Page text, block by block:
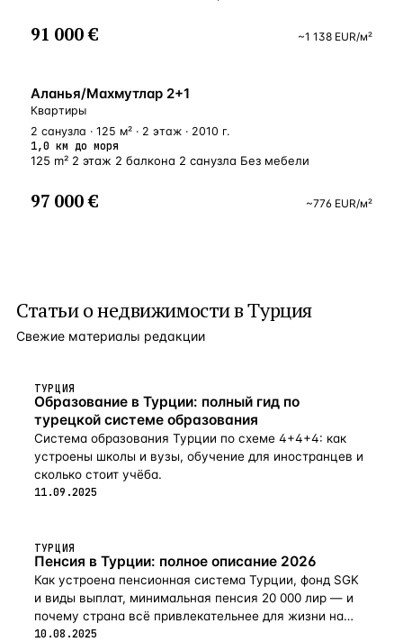
91 000 € ~1 138 EUR/м²
БЛИЗКО К МОРЮ
Аланья/Махмутлар 2+1
Квартиры
2 санузла · 125 м² · 2 этаж · 2010 г.
1,0 км до моря
125 m² 2 этаж 2 балкона 2 санузла Без мебели
97 000 € ~776 EUR/м²
Статьи онедвижимости в Турция
Свежие материалы редакции
ТУРЦИЯ
Образование в Турции: полный гид по
турецкой системе образования
Система образования Турции по схеме 4+4+4: как
устроены школы и вузы, обучение для иностранцев и
сколько стоит учёба.
11.09.2025
ТУРЦИЯ
Пенсия в Турции: полное описание 2026
Как устроена пенсионная система Турции, фонд SGK
и виды выплат, минимальная пенсия 20 000 лир — и
почему страна всё привлекательнее для жизни на
пенсии в 2026-м.
10.08.2025